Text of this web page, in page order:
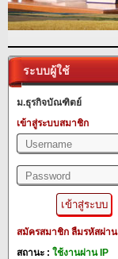
ระบบผู้ใช้
ม.ธุรกิจบัณฑิตย์
เข้าสู่ระบบสมาชิก
สมัครสมาชิก ลืมรหัสผ่าน
สถานะ : ใช้งานผ่าน IP